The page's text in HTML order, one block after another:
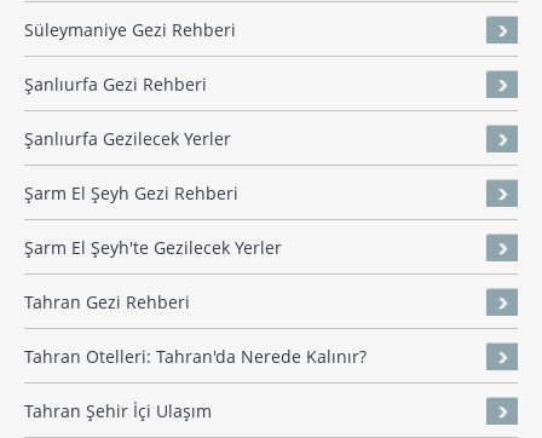
Süleymaniye Gezi Rehberi
Şanlıurfa Gezi Rehberi
Şanlıurfa Gezilecek Yerler
Şarm El Şeyh Gezi Rehberi
Şarm El Şeyh'te Gezilecek Yerler
Tahran Gezi Rehberi
Tahran Otelleri: Tahran'da Nerede Kalınır?
Tahran Şehir İçi Ulaşım